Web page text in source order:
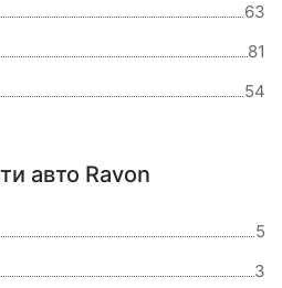
63
81
54
авто Ravon
5
3